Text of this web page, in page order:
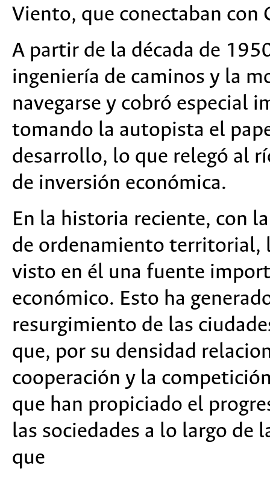
Viento, que conectaban con
A partir de la década de
ingeniería de caminos y la
navegarse y cobró especial
tomando la autopista el
desarrollo, lo que relegó al
de inversión económica.
En la historia reciente, con
de ordenamiento territorial,
visto en él una fuente
económico. Esto ha
resurgimiento de las
que, por su densidad
cooperación y la
que han propiciado el
las sociedades a lo largo de
que